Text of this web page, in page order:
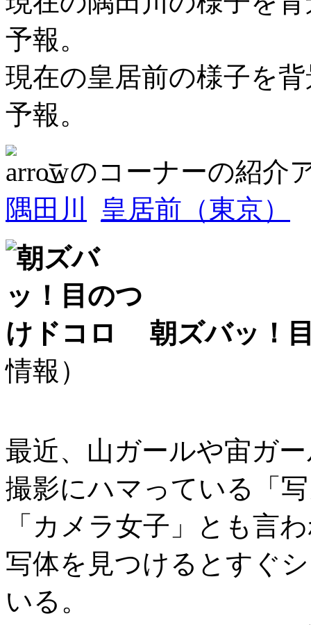
予報。
現在の皇居前の様子を
予報。
このコーナーの紹介
隅田川
皇居前（東京）
朝ズバッ！
情報）
最近、山ガールや宙ガ
撮影にハマっている「
「カメラ女子」とも言
写体を見つけるとすぐ
いる。